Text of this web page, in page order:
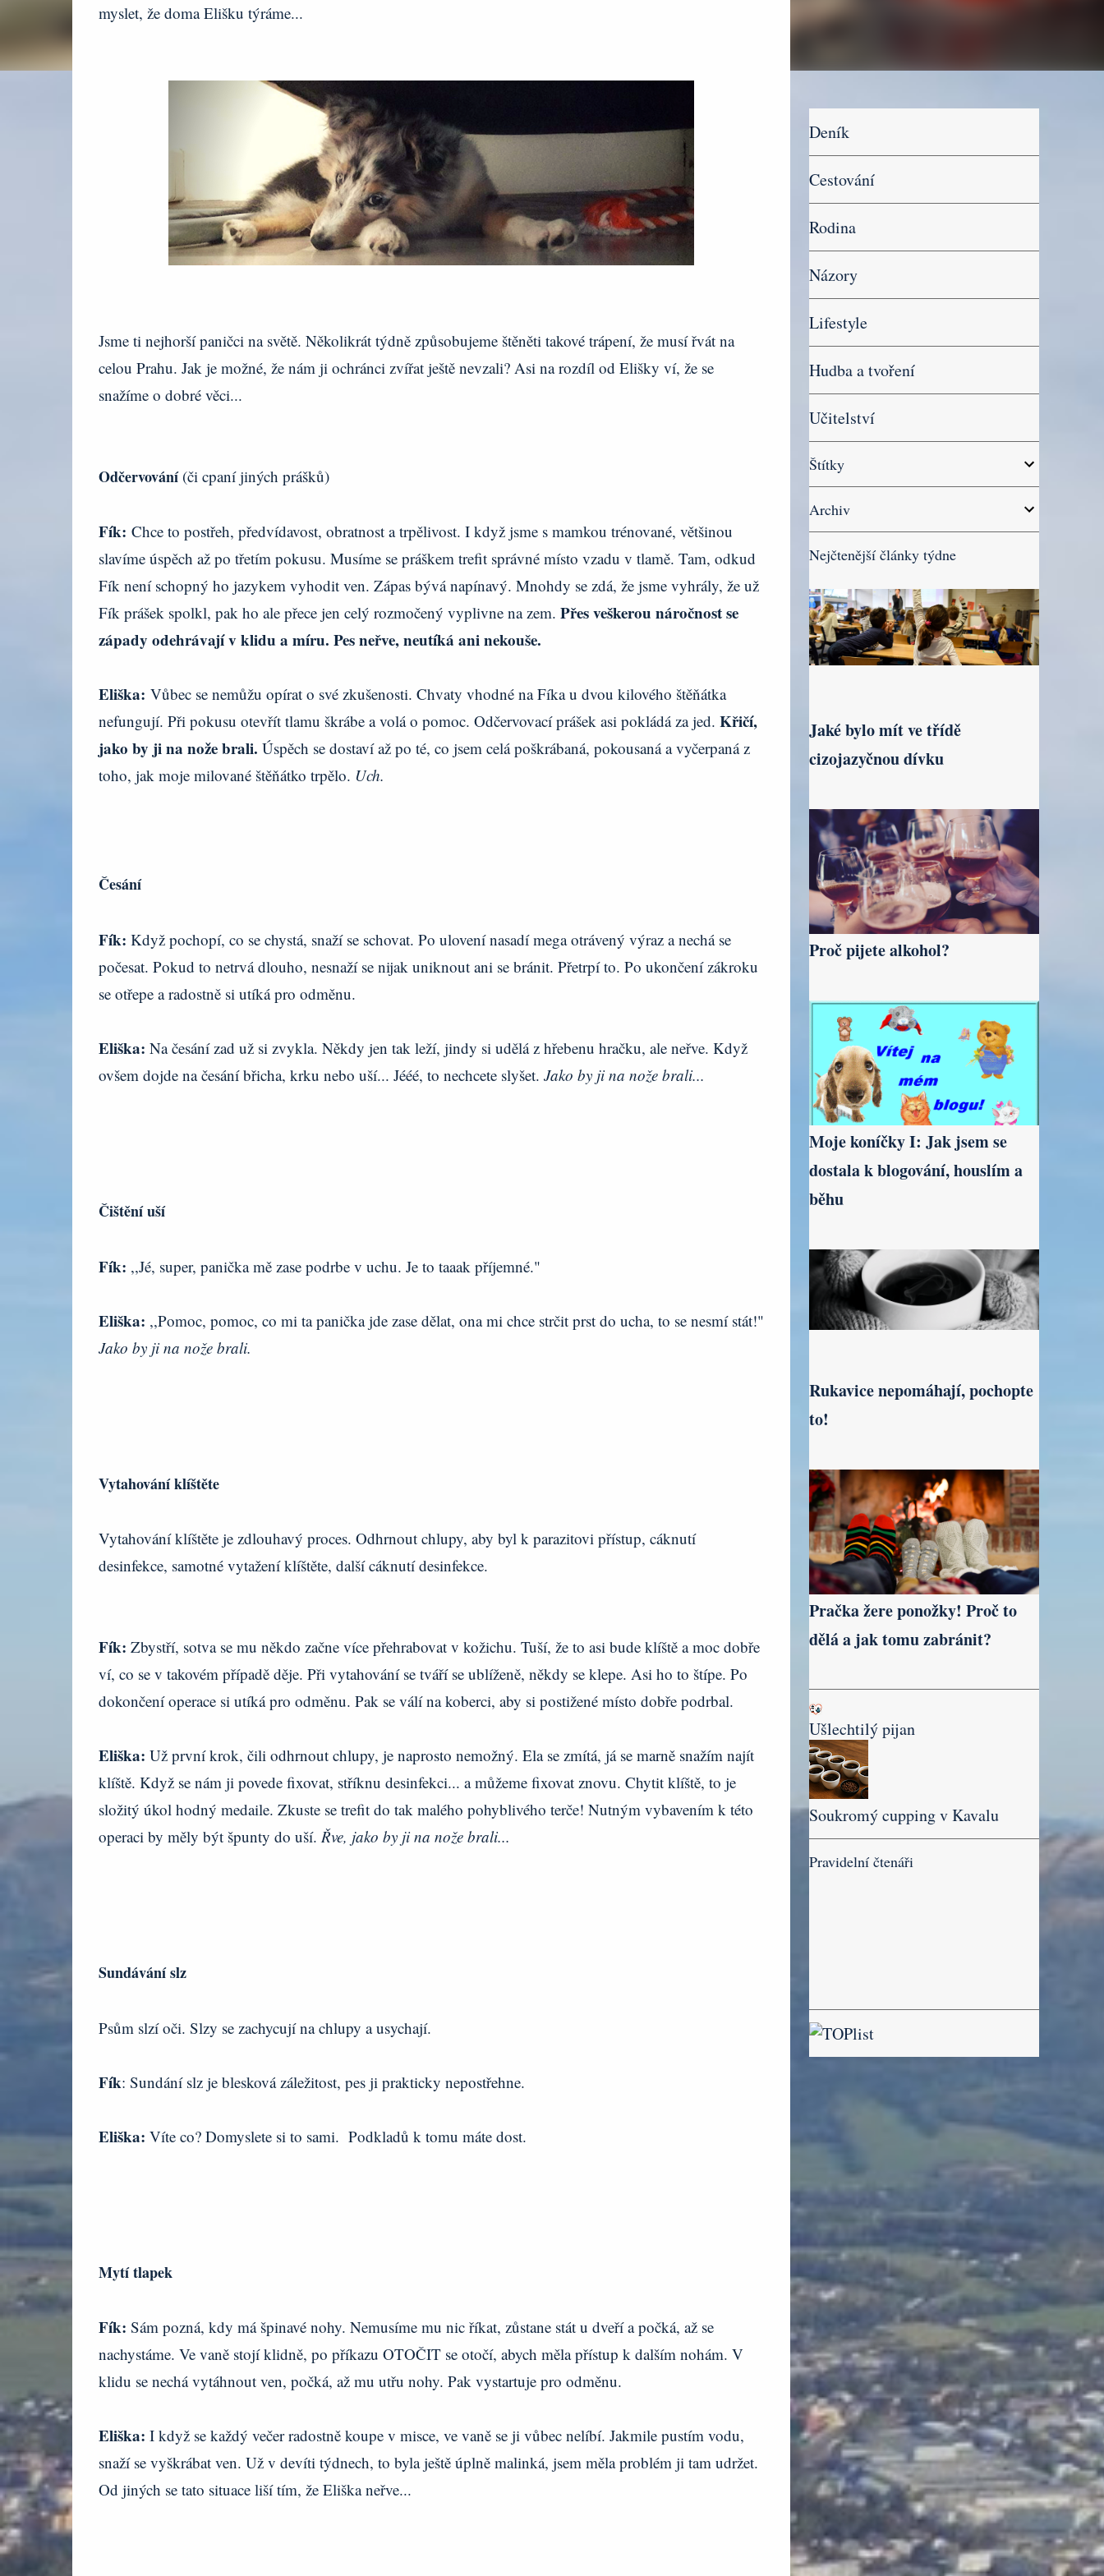
myslet, že doma Elišku týráme...
Jsme ti nejhorší paničci na světě. Několikrát týdně způsobujeme štěněti takové trápení, že musí řvát na
celou Prahu. Jak je možné, že nám ji ochránci zvířat ještě nevzali? Asi na rozdíl od Elišky ví, že se
snažíme o dobré věci...
Odčervování(či cpaní jiných prášků)
Fík: Chce to postřeh, předvídavost, obratnost a trpělivost. I když jsme s mamkou trénované, většinou
slavíme úspěch až po třetím pokusu. Musíme se práškem trefit správné místo vzadu v tlamě. Tam, odkud
Fík není schopný ho jazykem vyhodit ven. Zápas bývá napínavý. Mnohdy se zdá, že jsme vyhrály, že už
Fík prášek spolkl, pak ho ale přece jen celý rozmočený vyplivne na zem. Přes veškerou náročnost se
západy odehrávají v klidu a míru. Pes neřve, neutíká ani nekouše.
Eliška: Vůbec se nemůžu opírat o své zkušenosti. Chvaty vhodné na Fíka u dvou kilového štěňátka
nefungují. Při pokusu otevřít tlamu škrábe a volá o pomoc. Odčervovací prášek asi pokládá za jed. Křičí,
jako by ji na nože brali. Úspěch se dostaví až po té, co jsem celá poškrábaná, pokousaná a vyčerpaná z
toho, jak moje milované štěňátko trpělo. Uch.
Česání
Fík: Když pochopí, co se chystá, snaží se schovat. Po ulovení nasadí mega otrávený výraz a nechá se
počesat. Pokud to netrvá dlouho, nesnaží se nijak uniknout ani se bránit. Přetrpí to. Po ukončení zákroku
se otřepe a radostně si utíká pro odměnu.
Eliška: Na česání zad už si zvykla. Někdy jen tak leží, jindy si udělá z hřebenu hračku, ale neřve. Když
ovšem dojde na česání břicha, krku nebo uší... Jééé, to nechcete slyšet. Jako by ji na nože brali...
Čištění uší
Fík: ,,Jé, super, panička mě zase podrbe v uchu. Je to taaak příjemné."
Eliška: ,,Pomoc, pomoc, co mi ta panička jde zase dělat, ona mi chce strčit prst do ucha, to se nesmí stát!"
Jako by ji na nože brali.
Vytahování klíštěte
Vytahování klíštěte je zdlouhavý proces. Odhrnout chlupy, aby byl k parazitovi přístup, cáknutí
desinfekce, samotné vytažení klíštěte, další cáknutí desinfekce.
Fík: Zbystří, sotva se mu někdo začne více přehrabovat v kožichu. Tuší, že to asi bude klíště a moc dobře
ví, co se v takovém případě děje. Při vytahování se tváří se ublíženě, někdy se klepe. Asi ho to štípe. Po
dokončení operace si utíká pro odměnu. Pak se válí na koberci, aby si postižené místo dobře podrbal.
Eliška: Už první krok, čili odhrnout chlupy, je naprosto nemožný. Ela se zmítá, já se marně snažím najít
klíště. Když se nám ji povede fixovat, stříknu desinfekci... a můžeme fixovat znovu. Chytit klíště, to je
složitý úkol hodný medaile. Zkuste se trefit do tak malého pohyblivého terče! Nutným vybavením k této
operaci by měly být špunty do uší. Řve, jako by ji na nože brali...
Sundávání slz
Psům slzí oči. Slzy se zachycují na chlupy a usychají.
Fík: Sundání slz je blesková záležitost, pes ji prakticky nepostřehne.
Eliška: Víte co? Domyslete si to sami. Podkladů k tomu máte dost.
Mytí tlapek
Fík: Sám pozná, kdy má špinavé nohy. Nemusíme mu nic říkat, zůstane stát u dveří a počká, až se
nachystáme. Ve vaně stojí klidně, po příkazu OTOČIT se otočí, abych měla přístup k dalším nohám. V
klidu se nechá vytáhnout ven, počká, až mu utřu nohy. Pak vystartuje pro odměnu.
Eliška: I když se každý večer radostně koupe v misce, ve vaně se ji vůbec nelíbí. Jakmile pustím vodu,
snaží se vyškrábat ven. Už v devíti týdnech, to byla ještě úplně malinká, jsem měla problém ji tam udržet.
Od jiných se tato situace liší tím, že Eliška neřve...
Deník
Cestování
Rodina
Názory
Lifestyle
Hudba a tvoření
Učitelství
Štítky
Archiv
Nejčtenější články týdne
Jaké bylo mít ve třídě
cizojazyčnou dívku
Proč pijete alkohol?
Moje koníčky I: Jak jsem se
dostala k blogování, houslím a
běhu
Rukavice nepomáhají, pochopte
to!
Pračka žere ponožky! Proč to
dělá a jak tomu zabránit?
Ušlechtilý pijan
Soukromý cupping v Kavalu
Pravidelní čtenáři